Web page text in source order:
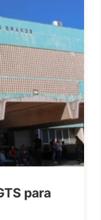
para